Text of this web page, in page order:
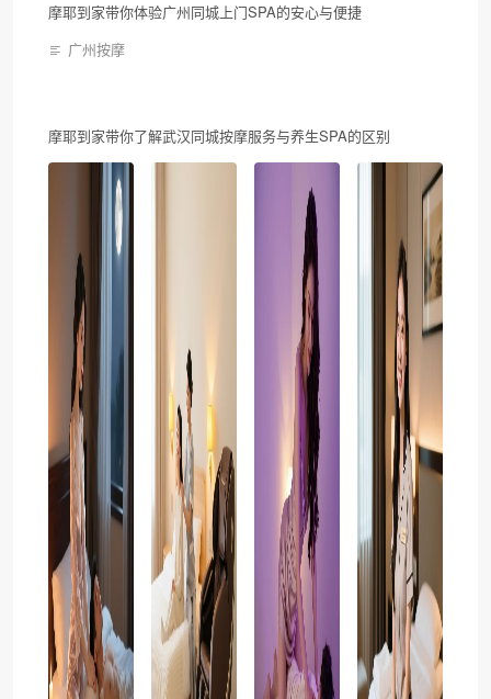
摩耶到家带你体验广州同城上门SPA的安心与便捷
广州按摩
摩耶到家带你了解武汉同城按摩服务与养生SPA的区别